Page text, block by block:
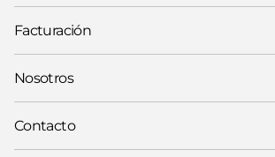
Facturación
Nosotros
Contacto